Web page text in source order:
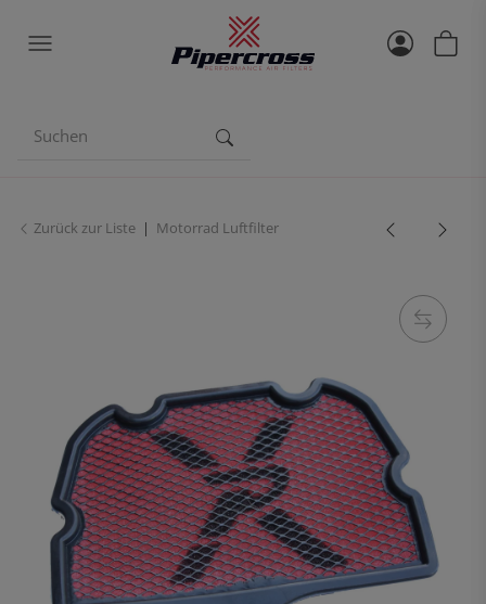
Zurück zur Liste Motorrad Luftfilter